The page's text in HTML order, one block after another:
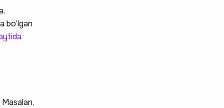
bo‘lgan